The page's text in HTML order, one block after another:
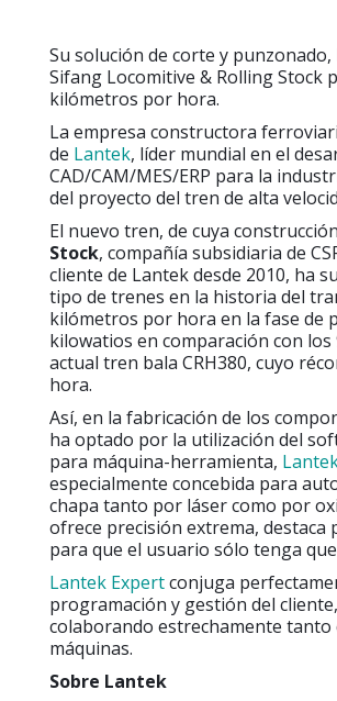
Su solución de corte y
Sifang Locomitive & Rolling Stock
kilómetros por hora.
La empresa constructora
de Lantek, líder mundial en el
CAD/CAM/MES/ERP para la
del proyecto del tren de alta
El nuevo tren, de cuya
Stock, compañía subsidiaria de
cliente de Lantek desde 2010, ha
tipo de trenes en la historia del
kilómetros por hora en la fase de
kilowatios en comparación con
actual tren bala CRH380, cuyo
hora.
Así, en la fabricación de los
ha optado por la utilización del
para máquina-herramienta,
especialmente concebida para
chapa tanto por láser como por
ofrece precisión extrema,
para que el usuario sólo tenga
Lantek Expertconjuga
programación y gestión del
colaborando estrechamente
máquinas.
Sobre Lantek